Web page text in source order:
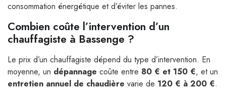
consommation énergétique et d’éviter les pannes.
Combien coûte l’intervention d’un
chauffagiste à Bassenge ?
Le prix d’un chauffagiste dépend du type d’intervention. En
moyenne, un dépannage coûte entre 80 € et 150 €, et un
entretien annuel de chaudière varie de 120 € à 200 €.